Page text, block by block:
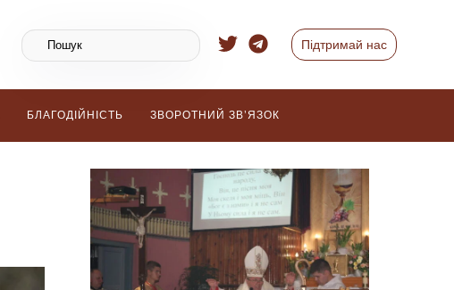
Підтримай нас
БЛАГОДІЙНІСТЬ ЗВОРОТНИЙ ЗВ’ЯЗОК